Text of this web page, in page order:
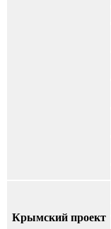
Крымский проект